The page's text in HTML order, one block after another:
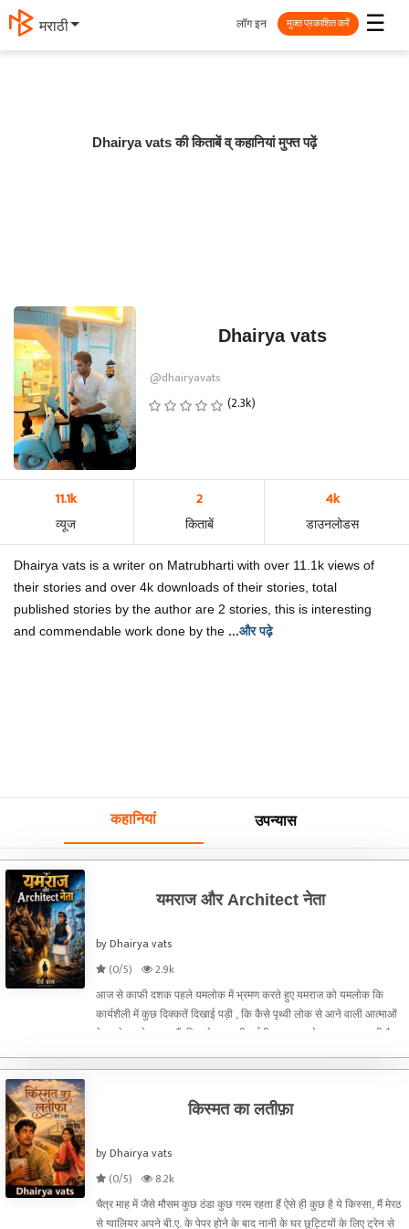
मराठी ☰
लॉग इन मुक्त प्रकाशित करें
Dhairya vats की किताबें व् कहानियां मुफ्त पढ़ें
Dhairya vats
@dhairyavats
(2.3k)
11.1k
व्यूज
2
किताबें
4k
डाउनलोडस
Dhairya vats is a writer on Matrubharti with over 11.1k views of
their stories and over 4k downloads of their stories, total
published stories by the author are 2 stories, this is interesting
and commendable work done by the ...और पढ़े
कहानियां उपन्यास
यमराज और Architect नेता
by Dhairya vats
(0/5)
2.9k
आज से काफी दशक पहले यमलोक में भ्रमण करते हुए यमराज को यमलोक कि
कार्यशैली में कुछ दिक्कतें दिखाई पड़ी , कि कैसे पृथ्वी लोक से आने वाली आत्माओं
के आधे-अधूरे कागज़ हैं, पिता के नाम की वर्तनी हर कागज़ के साथ बदल जाती है,
किस्मत का लतीफ़ा
by Dhairya vats
(0/5)
8.2k
चैत्र माह में जैसे मौसम कुछ ठंडा कुछ गरम रहता हैं ऐसे ही कुछ है ये किस्सा, मैं मेरठ
से ग्वालियर अपने बी.ए. के पेपर होने के बाद नानी के घर छुट्टियों के लिए ट्रेन से